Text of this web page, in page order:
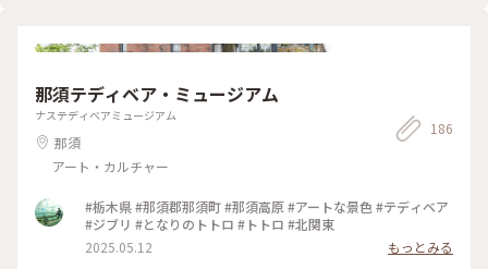
那須テディベア・ミュージアム
ナステディベアミュージアム
那須
アート・カルチャー
186
#栃木県 #那須郡那須町 #那須高原 #アートな景色 #テディベア
#ジブリ #となりのトトロ #トトロ #北関東
2025.05.12
もっとみる